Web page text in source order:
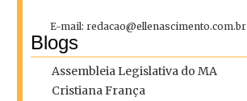
E-mail: redacao@ellenascimento.com.br
Blogs
Assembleia Legislativa do MA
Cristiana França